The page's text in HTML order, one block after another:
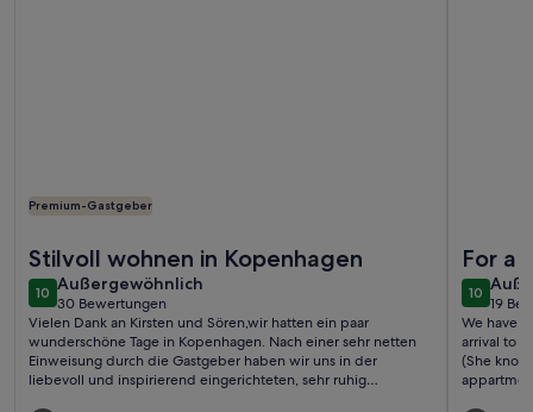
Premium-Gastgeber
Stilvoll wohnen in Kopenhagen
1010 von 10
Außergewöhnlich
außergewöhnlich
30 Bewertungen
(30
bewertungen)
Vielen Dank an Kirsten und Sören,wir hatten ein paar
wunderschöne Tage in Kopenhagen. Nach einer sehr netten
Einweisung durch die Gastgeber haben wir uns in der
liebevoll und inspirierend eingerichteten, sehr ruhig
For a
1010 von
19
(19
We have
arrival to
(She